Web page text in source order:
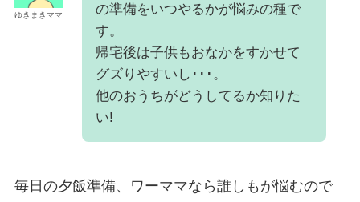
ゆきまきママ
の準備をいつやるかが悩みの種で
す。
帰宅後は子供もおなかをすかせて
グズりやすいし･･･。
他のおうちがどうしてるか知りた
い!
毎日の夕飯準備、ワーママなら誰しもが悩むので